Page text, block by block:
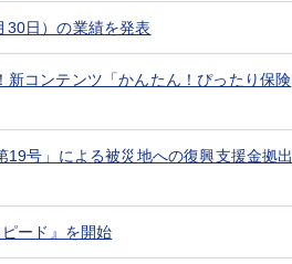
30日）の業績を発表
コンテンツ「かんたん！ぴったり保険
号」による被災地への復興支援金拠出
ード』を開始